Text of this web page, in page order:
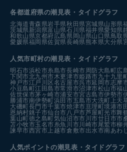
各都道府県の潮見表 ・タイドグラフ
北海道青森県岩手県秋田県宮城県山形県
茨城県新潟県富山県石川県福井県愛知県
和歌山県京都府広島県 岡山県山口県鳥取
愛媛県福岡県佐賀県長崎県熊本県大分県
人気市町村の潮見表・タイドグラフ
明石市浜松市糸島市長崎市周防大島町広
下関市北九州市木更津市姫路市九十九里
神戸市江戸川区 名古屋市呉市延岡市志摩
小豆島町江田島市常滑市沼津市松山市福
佐世保市茅ヶ崎市浦安市宮古島市伊勢市
勝浦市南伊勢町浜田市五島市大洗町 上天
大磯町長門市千葉市焼津市亘理町境港市
恩納村銚子市仙台市八戸市芦屋町光市舞
葉山町徳之島町気仙沼市市川市廿日市市
苫小牧市玉名市糸魚川市川崎市尾鷲市柳
諫早市西宮市 上越市倉敷市出水市南あわ
人気ポイントの潮見表・タイドグラフ